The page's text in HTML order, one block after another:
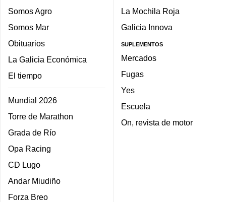
Somos Agro
Somos Mar
Obituarios
La Galicia Económica
El tiempo
Mundial 2026
Torre de Marathon
Grada de Río
Opa Racing
CD Lugo
Andar Miudiño
Forza Breo
La Mochila Roja
Galicia Innova
SUPLEMENTOS
Mercados
Fugas
Yes
Escuela
On, revista de motor